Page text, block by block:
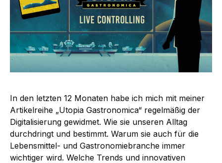
In den letzten 12 Monaten habe ich mich mit meiner
Artikelreihe „Utopia Gastronomica“ regelmäßig der
Digitalisierung gewidmet. Wie sie unseren Alltag
durchdringt und bestimmt. Warum sie auch für die
Lebensmittel- und Gastronomiebranche immer
wichtiger wird. Welche Trends und innovativen